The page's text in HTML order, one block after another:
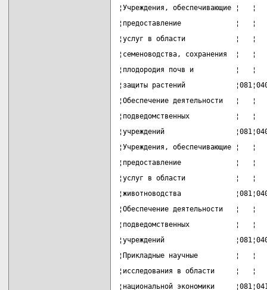
¦Учреждения,
¦предоставление             ¦
¦услуг в области            ¦
¦семеноводства,
¦плодородия почв и
¦защиты растений
¦Обеспечение деятельности
¦подведомственных
¦учреждений
¦Учреждения,
¦предоставление             ¦
¦услуг в области            ¦
¦животноводства
¦Обеспечение деятельности
¦подведомственных
¦учреждений
¦Прикладные научные
¦исследования в области
¦национальной экономики